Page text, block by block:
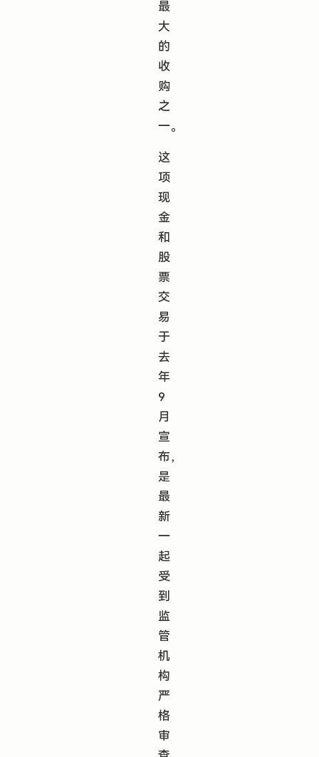
最
大
的
收
购
之
一。
这
项
现
金
和
股
票
交
易
于
去
年
9
月
宣
布，
是
最
新
一
起
受
到
监
管
机
构
严
格
审